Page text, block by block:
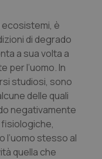
è
di degrado
a sua volta a
per l’uomo. In
studiosi, sono
delle quali
negativamente
l’uomo stesso al
quella che